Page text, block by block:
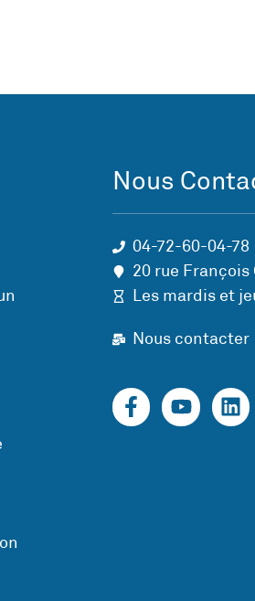
Nous
04-72-60-04-78
20 rue François
Les mardis et
Nous contacter